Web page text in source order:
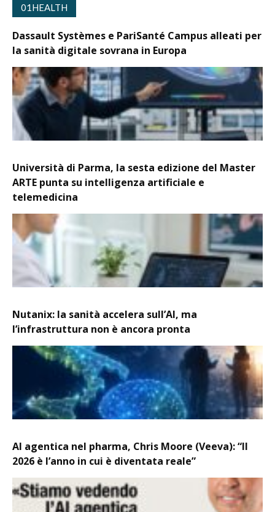
01HEALTH
Dassault Systèmes e PariSanté Campus alleati per
la sanità digitale sovrana in Europa
Università di Parma, la sesta edizione del Master
ARTE punta su intelligenza artificiale e
telemedicina
Nutanix: la sanità accelera sull’AI, ma
l’infrastruttura non è ancora pronta
AI agentica nel pharma, Chris Moore (Veeva): “Il
2026 è l’anno in cui è diventata reale”